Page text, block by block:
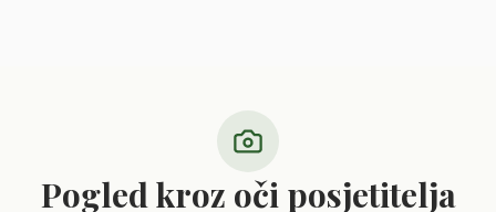
Pogled kroz oči posjetitelja